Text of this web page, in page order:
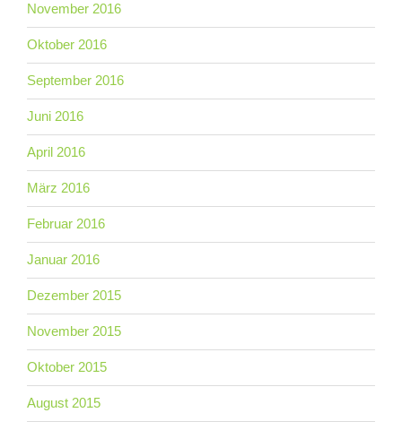
November 2016
Oktober 2016
September 2016
Juni 2016
April 2016
März 2016
Februar 2016
Januar 2016
Dezember 2015
November 2015
Oktober 2015
August 2015